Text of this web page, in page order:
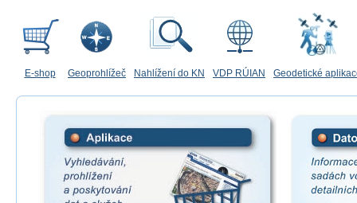
E-shop Geoprohlížeč Nahlížení do KN VDP RÚIAN Geodetické